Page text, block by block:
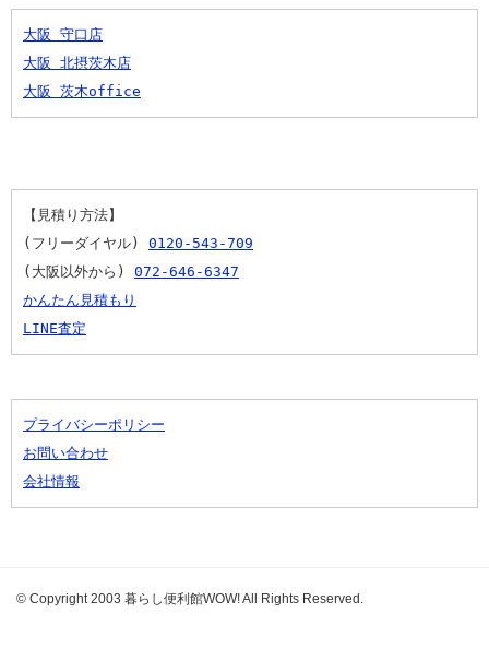
大阪 守口店
大阪 北摂茨木店
大阪 茨木office
【見積り方法】
(フリーダイヤル) 0120-543-709
(大阪以外から) 072-646-6347
かんたん見積もり
LINE査定
プライバシーポリシー
お問い合わせ
会社情報
© Copyright 2003 暮らし便利館WOW! All Rights Reserved.